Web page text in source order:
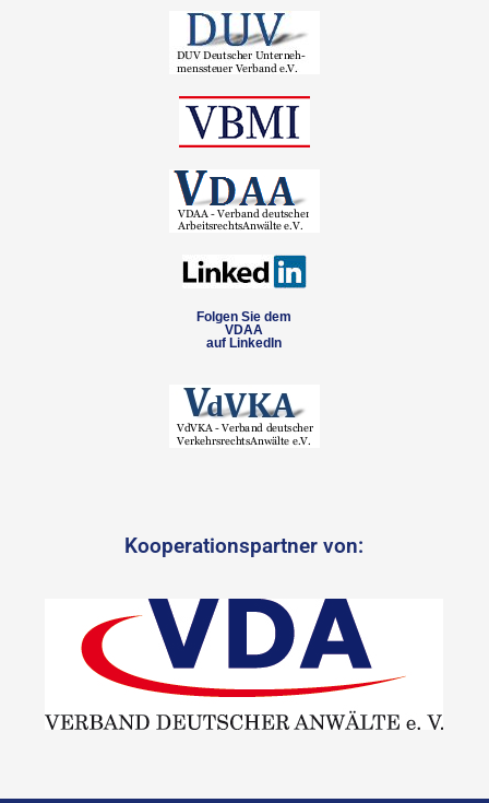
Folgen Sie dem
VDAA
auf LinkedIn
Kooperationspartner von: